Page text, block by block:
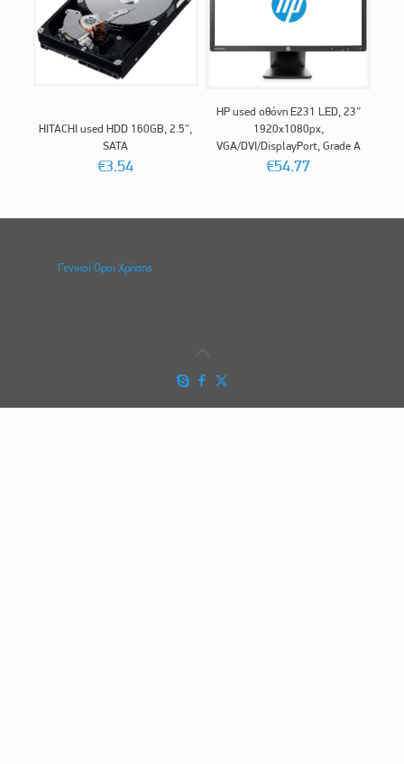
HITACHI used HDD 160GB, 2.5″,
SATA
€3.54
HP used οθόνη E231 LED, 23″
1920x1080px,
VGA/DVI/DisplayPort, Grade A
€54.77
Γενικοί Οροι Χρήσης